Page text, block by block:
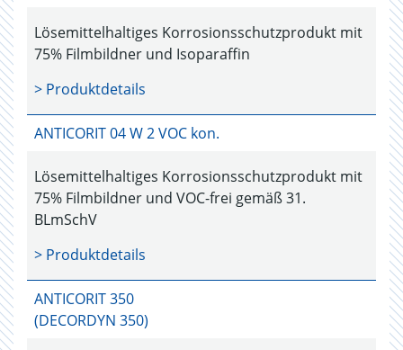
Lösemittelhaltiges Korrosionsschutzprodukt mit
75% Filmbildner und Isoparaffin
> Produktdetails
ANTICORIT 04 W 2 VOC kon.
Lösemittelhaltiges Korrosionsschutzprodukt mit
75% Filmbildner und VOC-frei gemäß 31.
BLmSchV
> Produktdetails
ANTICORIT 350
(DECORDYN 350)